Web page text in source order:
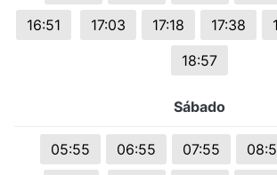
16:51
17:03 17:18 17:38
18:57
Sábado
05:55 06:55 07:55